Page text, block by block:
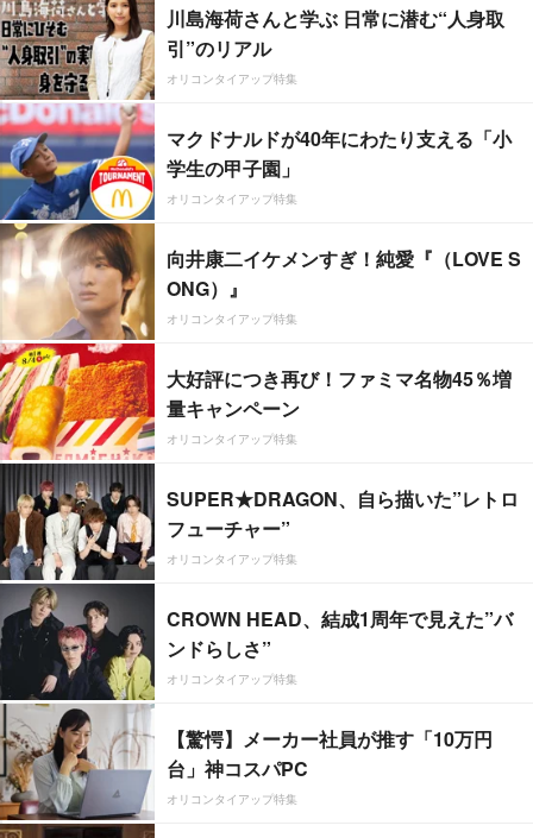
川島海荷さんと学ぶ 日常に潜む“人身取
引”のリアル
オリコンタイアップ特集
マクドナルドが40年にわたり支える「小
学生の甲子園」
オリコンタイアップ特集
向井康二イケメンすぎ！純愛『（LOVE S
ONG）』
オリコンタイアップ特集
大好評につき再び！ファミマ名物45％増
量キャンペーン
オリコンタイアップ特集
SUPER★DRAGON、自ら描いた”レトロ
フューチャー”
オリコンタイアップ特集
CROWN HEAD、結成1周年で見えた”バ
ンドらしさ”
オリコンタイアップ特集
【驚愕】メーカー社員が推す「10万円
台」神コスパPC
オリコンタイアップ特集